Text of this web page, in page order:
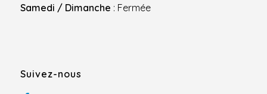
Samedi / Dimanche : Fermée
Suivez-nous